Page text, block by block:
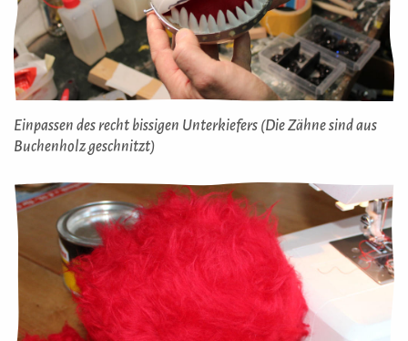
Einpassen des recht bissigen Unterkiefers (Die Zähne sind aus
Buchenholz geschnitzt)